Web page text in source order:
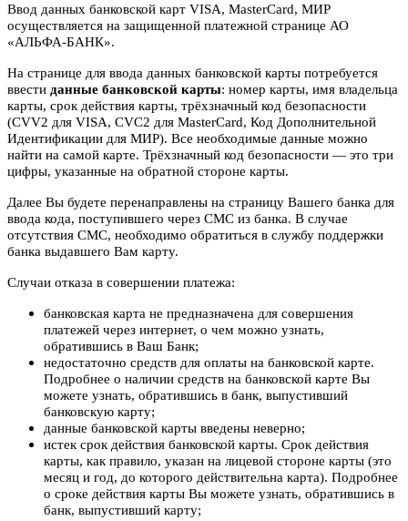
Ввод данных банковской карт VISA, MasterCard, МИР
осуществляется на защищенной платежной странице АО
«АЛЬФА-БАНК».
На странице для ввода данных банковской карты потребуется
ввести данные банковской карты: номер карты, имя владельца
карты, срок действия карты, трёхзначный код безопасности
(CVV2 для VISA, CVC2 для MasterCard, Код Дополнительной
Идентификации для МИР). Все необходимые данные можно
найти на самой карте. Трёхзначный код безопасности — это три
цифры, указанные на обратной стороне карты.
Далее Вы будете перенаправлены на страницу Вашего банка для
ввода кода, поступившего через СМС из банка. В случае
отсутствия СМС, необходимо обратиться в службу поддержки
банка выдавшего Вам карту.
Случаи отказа в совершении платежа:
банковская карта не предназначена для совершения
платежей через интернет, о чем можно узнать,
обратившись в Ваш Банк;
недостаточно средств для оплаты на банковской карте.
Подробнее о наличии средств на банковской карте Вы
можете узнать, обратившись в банк, выпустивший
банковскую карту;
данные банковской карты введены неверно;
истек срок действия банковской карты. Срок действия
карты, как правило, указан на лицевой стороне карты (это
месяц и год, до которого действительна карта). Подробнее
о сроке действия карты Вы можете узнать, обратившись в
банк, выпустивший карту;